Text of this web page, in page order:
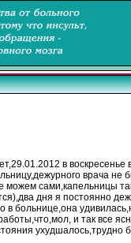
в воскресенье
,дежурного врача не
сами,капельницы
дня я постоянно
в больнице,она
и так все
ухудшалось,трудно